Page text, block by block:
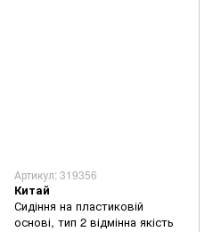
Артикул: 319356
Китай
Сидіння на пластиковій
основі, тип 2 відмінна якість